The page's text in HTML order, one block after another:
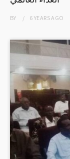
BY 6 YEARSAGO